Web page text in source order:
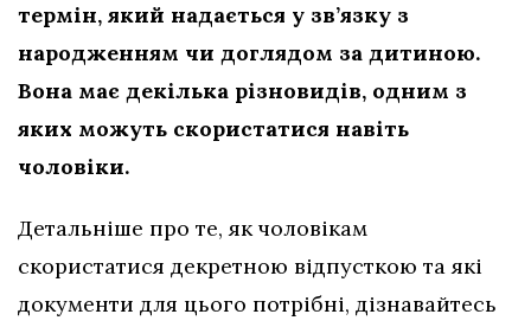
термін, який надається у зв’язку з
народженням чи доглядом за дитиною.
Вона має декілька різновидів, одним з
яких можуть скористатися навіть
чоловіки.
Детальніше про те, як чоловікам
скористатися декретною відпусткою та які
документи для цього потрібні, дізнавайтесь